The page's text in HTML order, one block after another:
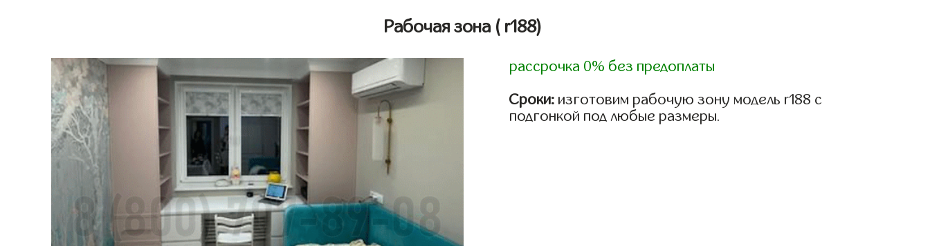
Рабочая зона ( r188)
рассрочка 0% без предоплаты
Сроки: изготовим рабочую зону модель r188 с
подгонкой под любые размеры.